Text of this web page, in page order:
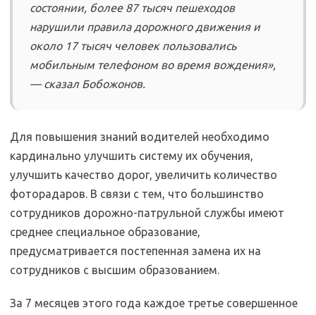
состоянии, более 87 тысяч пешеходов
нарушили правила дорожного движения и
около 17 тысяч человек пользовались
мобильным телефоном во время вождения»,
— сказал Бобожонов.
Для повышения знаний водителей необходимо
кардинально улучшить систему их обучения,
улучшить качество дорог, увеличить количество
фоторадаров. В связи с тем, что большинство
сотрудников дорожно-патрульной службы имеют
среднее специальное образование,
предусматривается постепенная замена их на
сотрудников с высшим образованием.
За 7 месяцев этого года каждое третье совершенное